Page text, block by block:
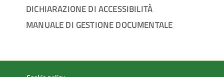
DICHIARAZIONE DI ACCESSIBILITÀ
MANUALE DI GESTIONE DOCUMENTALE